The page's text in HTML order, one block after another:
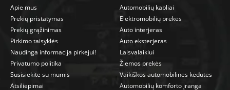
Apie mus
Prekių pristatymas
Prekių grąžinimas
Pirkimo taisyklės
Naudinga informacija pirkėjui!
Privatumo politika
Susisiekite su mumis
Atsiliepimai
Automobilių kabliai
Elektromobilių prekės
Auto interjeras
Auto eksterjeras
Laisvalaikiui
Žiemos prekės
Vaikiškos automobilinės kėdutės
Automobilių komforto įranga